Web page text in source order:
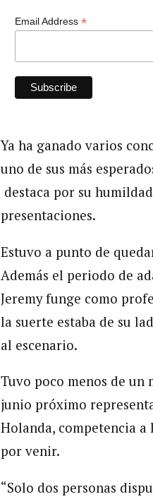
Email Address *
Ya ha ganado varios
uno de sus más
destaca por su
presentaciones.
Estuvo a punto de
Además el periodo de
Jeremy funge como
la suerte estaba de su
al escenario.
Tuvo poco menos de un
junio próximo
Holanda, competencia a
por venir.
“Solo dos personas